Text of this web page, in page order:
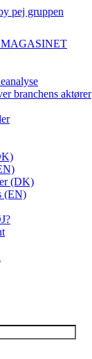
branchens aktører
(DK)
(EN)